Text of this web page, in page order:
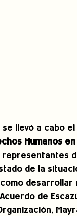
se llevó a cabo el
Humanos
representantes
de la
de